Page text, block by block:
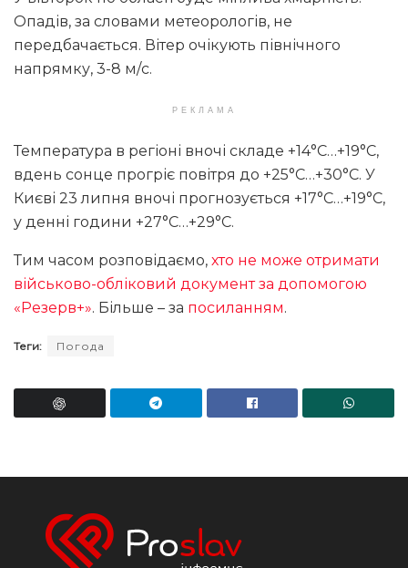
Опадів, за словами метеорологів, не
передбачається. Вітер очікують північного
напрямку, 3-8 м/с.
РЕКЛАМА
Температура в регіоні вночі складе +14°С…+19°С,
вдень сонце прогріє повітря до +25°С…+30°С. У
Києві 23 липня вночі прогнозується +17°С…+19°С,
у денні години +27°С…+29°С.
Тим часом розповідаємо, хто не може отримати
військово-обліковий документ за допомогою
«Резерв+». Більше – за посиланням.
Теги: Погода